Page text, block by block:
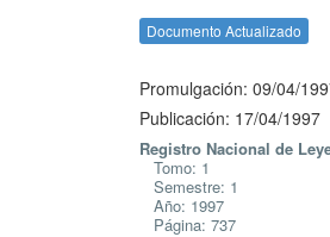
Documento Actualizado
Promulgación: 09/04/
Publicación: 17/04/1997
Registro Nacional de
Tomo: 1
Semestre: 1
Año: 1997
Página: 737